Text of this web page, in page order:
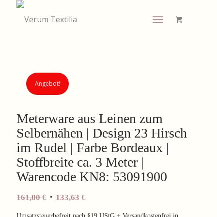
Angebot!
Meterware aus Leinen zum
Selbernähen | Design 23 Hirsch
im Rudel | Farbe Bordeaux |
Stoffbreite ca. 3 Meter |
Warencode KN8: 53091900
161,00€ Ursprünglicher
133,63 €Aktueller